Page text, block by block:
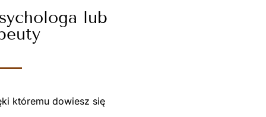
lub
któremu dowiesz się